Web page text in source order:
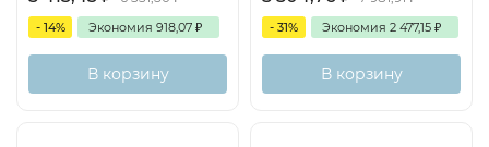
- 14% Экономия 918,07 ₽
В корзину
- 31% Экономия 2 477,15 ₽
В корзину